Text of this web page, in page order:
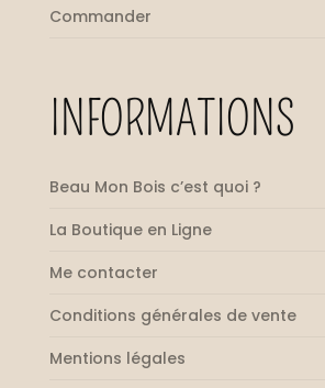
Commander
INFORMATIONS
Beau Mon Bois c’est quoi ?
La Boutique en Ligne
Me contacter
Conditions générales de vente
Mentions légales